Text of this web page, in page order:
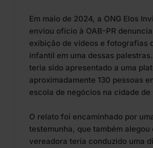
Em maio de 2024, a ONG Elos
enviou ofício à OAB-PR
exibição de vídeos e fotografias
infantil em uma dessas
teria sido apresentado a uma
aproximadamente 130 pessoas
escola de negócios na cidade de
O relato foi encaminhado por
testemunha, que também alegou
vereadora teria conduzido uma